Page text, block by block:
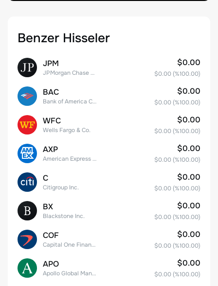
Benzer Hisseler
JPM
JPMorgan Chase & Co.
$0.00
$0.00 (%100.00)
BAC
Bank of America Corporation
$0.00
$0.00 (%100.00)
WFC
Wells Fargo & Co.
$0.00
$0.00 (%100.00)
AXP
American Express Company
$0.00
$0.00 (%100.00)
C
Citigroup Inc.
$0.00
$0.00 (%100.00)
BX
Blackstone Inc.
$0.00
$0.00 (%100.00)
COF
Capital One Financial
$0.00
$0.00 (%100.00)
APO
Apollo Global Management, Inc.
$0.00
$0.00 (%100.00)